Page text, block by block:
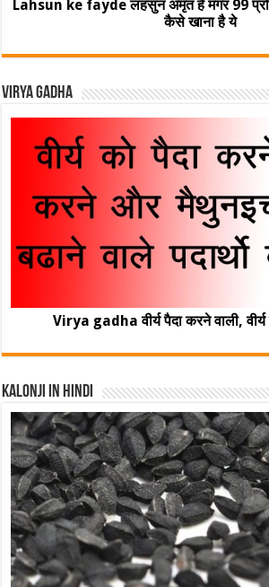
Lahsun ke fayde लहसुन अमृत है मगर 99
कैसे खाना है ये
Virya Gadha
Virya gadha वीर्य पैदा करने वाली, वीर्य
Kalonji In Hindi